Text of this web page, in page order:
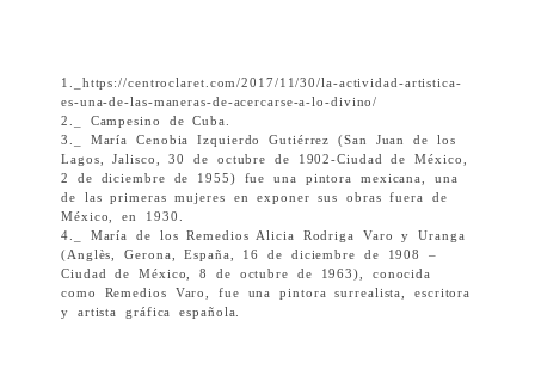
1._https://centroclaret.com/2017/11/30/la-actividad-artistica-
es-una-de-las-maneras-de-acercarse-a-lo-divino/
2._ Campesino de Cuba.
3._ María Cenobia Izquierdo Gutiérrez (San Juan de los
Lagos, Jalisco, 30 de octubre de 1902-Ciudad de México,
2 de diciembre de 1955) fue una pintora mexicana, una
de las primeras mujeres en exponer sus obras fuera de
México, en 1930.
4._ María de los Remedios Alicia Rodriga Varo y Uranga
(Anglès, Gerona, España, 16 de diciembre de 1908 –
Ciudad de México, 8 de octubre de 1963), conocida
como Remedios Varo, fue una pintora surrealista, escritora
y artista gráfica española.